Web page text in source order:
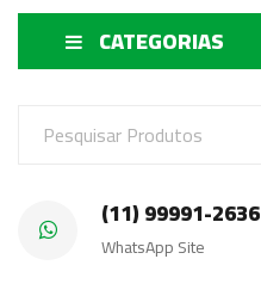
CATEGORIAS
(11) 99991-2636
WhatsApp Site